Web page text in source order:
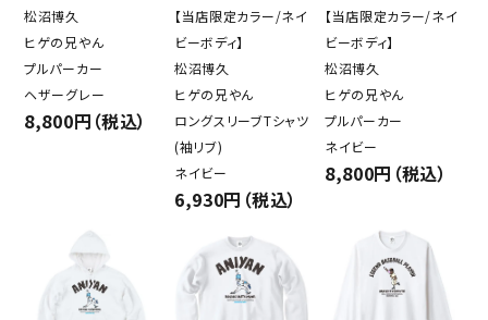
松沼博久
ヒゲの兄やん
プルパーカー
ヘザーグレー
8,800円（税込）
【当店限定カラー/ネイ
ビーボディ】
松沼博久
ヒゲの兄やん
ロングスリーブTシャツ
(袖リブ)
ネイビー
6,930円（税込）
【当店限定カラー/ネイ
ビーボディ】
松沼博久
ヒゲの兄やん
プルパーカー
ネイビー
8,800円（税込）